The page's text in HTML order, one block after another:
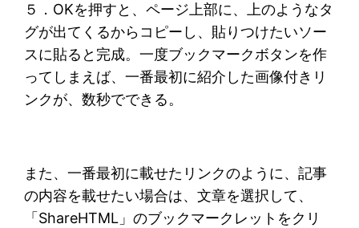
５．OKを押すと、ページ上部に、上のようなタ
グが出てくるからコピーし、貼りつけたいソー
スに貼ると完成。一度ブックマークボタンを作
ってしまえば、一番最初に紹介した画像付きリ
ンクが、数秒でできる。
また、一番最初に載せたリンクのように、記事
の内容を載せたい場合は、文章を選択して、
「ShareHTML」のブックマークレットをクリ